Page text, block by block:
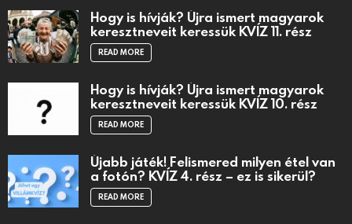
Hogy is hívják? Újra ismert magyarok
keresztneveit keressük KVÍZ 11. rész
READ MORE
Hogy is hívják? Újra ismert magyarok
keresztneveit keressük KVÍZ 10. rész
READ MORE
Újabb játék! Felismered milyen étel van
a fotón? KVÍZ 4. rész – ez is sikerül?
READ MORE